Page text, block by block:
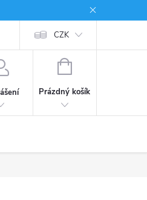
CZK
NÁKUPNÍ
Prázdný košík